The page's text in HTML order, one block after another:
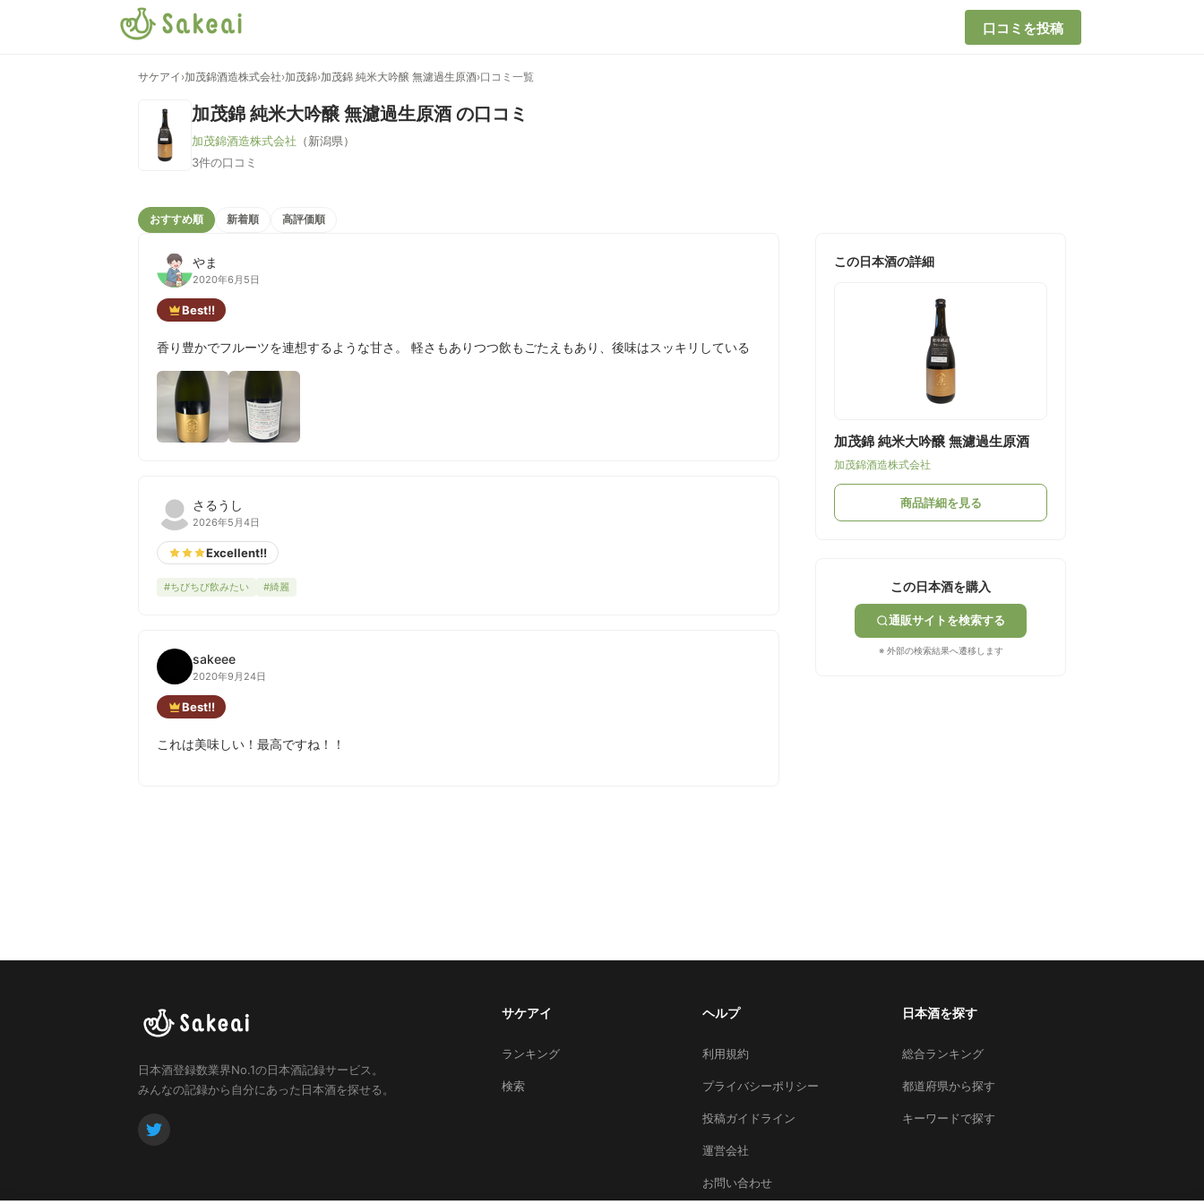
口コミを投稿
サケアイ ›加茂錦酒造株式会社›加茂錦›加茂錦 純米大吟醸 無濾過生原酒›口コミ一覧
加茂錦 純米大吟醸 無濾過生原酒 の口コミ
加茂錦酒造株式会社 （新潟県）
3件の口コミ
おすすめ順 新着順 高評価順
やま
2020年6月5日
Best!!
香り豊かでフルーツを連想するような甘さ。 軽さもありつつ飲もごたえもあり、後味はスッキリしている
さるうし
2026年5月4日
Excellent!!
#ちびちび飲みたい #綺麗
sakeee
2020年9月24日
Best!!
これは美味しい！最高ですね！！
この日本酒の詳細
加茂錦 純米大吟醸 無濾過生原酒
加茂錦酒造株式会社
商品詳細を見る
この日本酒を購入
通販サイトを検索する
※ 外部の検索結果へ遷移します
日本酒登録数業界No.1の日本酒記録サービス。
みんなの記録から自分にあった日本酒を探せる。
サケアイ
ランキング
検索
ヘルプ
利用規約
プライバシーポリシー
投稿ガイドライン
運営会社
お問い合わせ
日本酒を探す
総合ランキング
都道府県から探す
キーワードで探す